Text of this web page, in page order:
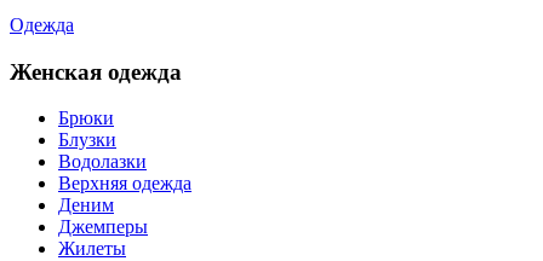
Одежда
Женская одежда
Брюки
Блузки
Водолазки
Верхняя одежда
Деним
Джемперы
Жилеты